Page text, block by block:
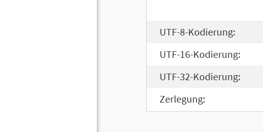
UTF-8-Kodierung:
UTF-16-Kodierung:
UTF-32-Kodierung:
Zerlegung: